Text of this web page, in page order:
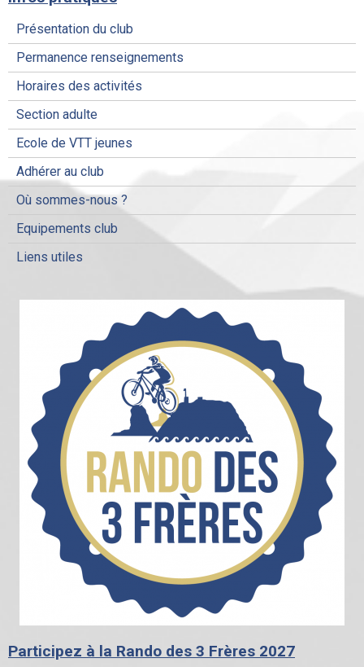
Présentation du club
Permanence renseignements
Horaires des activités
Section adulte
Ecole de VTT jeunes
Adhérer au club
Où sommes-nous ?
Equipements club
Liens utiles
Participez à la Rando des 3 Frères 2027